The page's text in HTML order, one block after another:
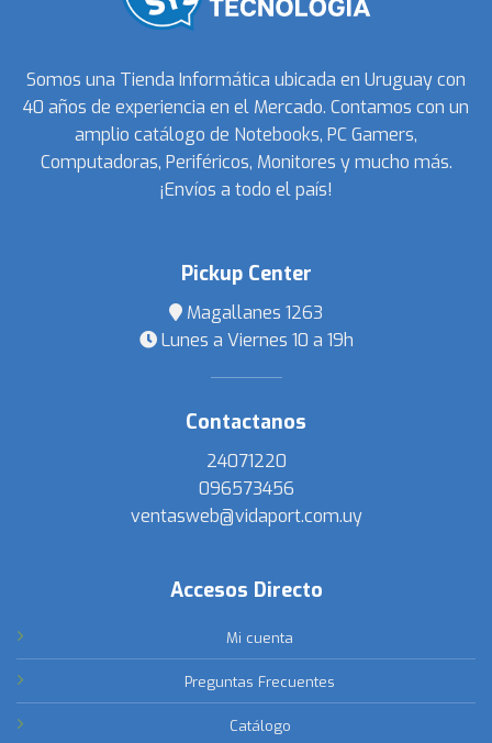
Somos una Tienda Informática ubicada en Uruguay con
40 años de experiencia en el Mercado. Contamos con un
amplio catálogo de Notebooks, PC Gamers,
Computadoras, Periféricos, Monitores y mucho más.
¡Envíos a todo el país!
Pickup Center
Magallanes 1263
Lunes a Viernes 10 a 19h
Contactanos
24071220
096573456
ventasweb@vidaport.com.uy
Accesos Directo
Mi cuenta
Preguntas Frecuentes
Catálogo